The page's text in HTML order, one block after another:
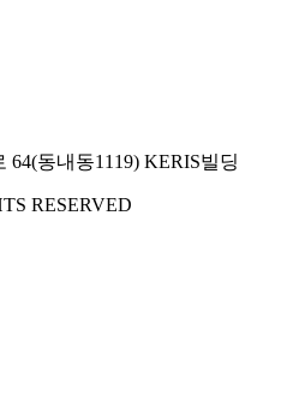
64(동내동1119) KERIS빌딩
RESERVED